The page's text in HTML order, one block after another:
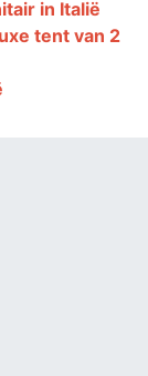
in Italië
tent van 2